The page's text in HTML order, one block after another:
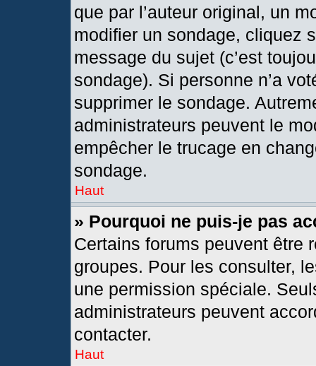
que par l’auteur original, un
modifier un sondage, cliquez
message du sujet (c’est
sondage). Si personne n’a
supprimer le sondage.
administrateurs peuvent le
empêcher le trucage en
sondage.
Haut
» Pourquoi ne puis-je pas
Certains forums peuvent être
groupes. Pour les consulter,
une permission spéciale.
administrateurs peuvent
contacter.
Haut